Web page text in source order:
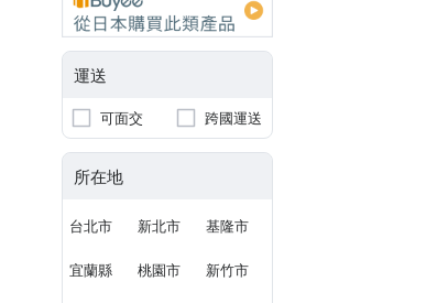
運送
可面交 跨國運送
所在地
台北市 新北市 基隆市
宜蘭縣 桃園市 新竹市